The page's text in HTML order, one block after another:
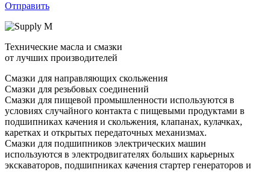
Отправить
Технические масла и смазки
от лучших производителей
Смазки для направляющих скольжения
Смазки для резьбовых соединений
Смазки для пищевой промышленности используются в
условиях случайного контакта с пищевыми продуктами в
подшипниках качения и скольжения, клапанах, кулачках,
каретках и открытых передаточных механизмах.
Смазки для подшипников электрических машин
используются в электродвигателях больших карьерных
экскаваторов, подшипниках качения стартер генераторов и